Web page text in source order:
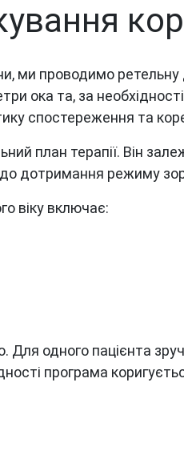
ми проводимо
ока та, за
спостереження та
план терапії. Він
дотримання режиму
віку включає:
Для одного пацієнта
програма